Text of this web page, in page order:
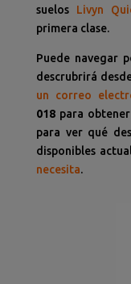
suelos Livyn
primera clase.
Puede navegar
descrubrirá
un correo
018para obtener
para ver qué
disponibles
necesita.